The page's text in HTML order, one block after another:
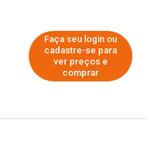
Faça seu login ou
cadastre-se para
ver preços e
comprar